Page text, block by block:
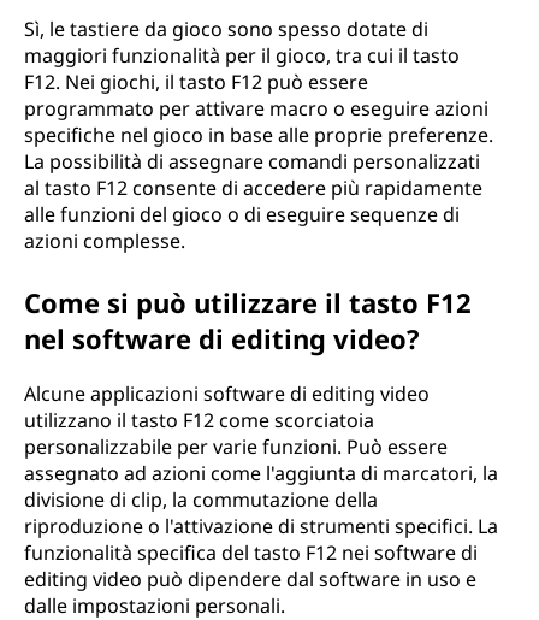
Sì, le tastiere da gioco sono spesso dotate di
maggiori funzionalità per il gioco, tra cui il tasto
F12. Nei giochi, il tasto F12 può essere
programmato per attivare macro o eseguire azioni
specifiche nel gioco in base alle proprie preferenze.
La possibilità di assegnare comandi personalizzati
al tasto F12 consente di accedere più rapidamente
alle funzioni del gioco o di eseguire sequenze di
azioni complesse.
Come si può utilizzare il tasto F12
nel software di editing video?
Alcune applicazioni software di editing video
utilizzano il tasto F12 come scorciatoia
personalizzabile per varie funzioni. Può essere
assegnato ad azioni come l'aggiunta di marcatori, la
divisione di clip, la commutazione della
riproduzione o l'attivazione di strumenti specifici. La
funzionalità specifica del tasto F12 nei software di
editing video può dipendere dal software in uso e
dalle impostazioni personali.